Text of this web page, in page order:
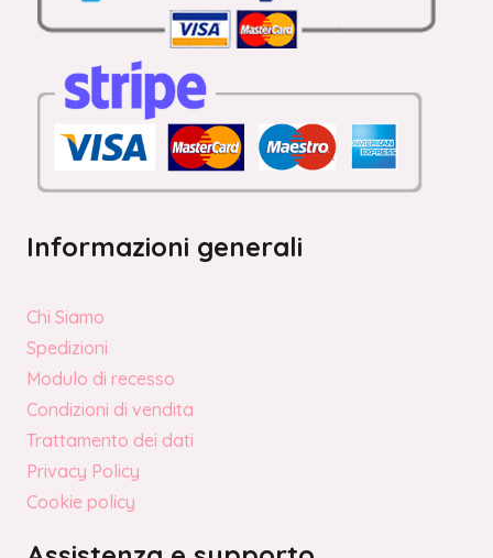
Informazioni generali
Chi Siamo
Spedizioni
Modulo di recesso
Condizioni di vendita
Trattamento dei dati
Privacy Policy
Cookie policy